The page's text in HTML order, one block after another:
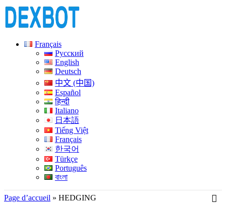
Français
Русский
English
Deutsch
中文 (中国)
Español
हिन्दी
Italiano
日本語
Tiếng Việt
Français
한국어
Türkçe
Português
বাংলা
Page d’accueil » HEDGING